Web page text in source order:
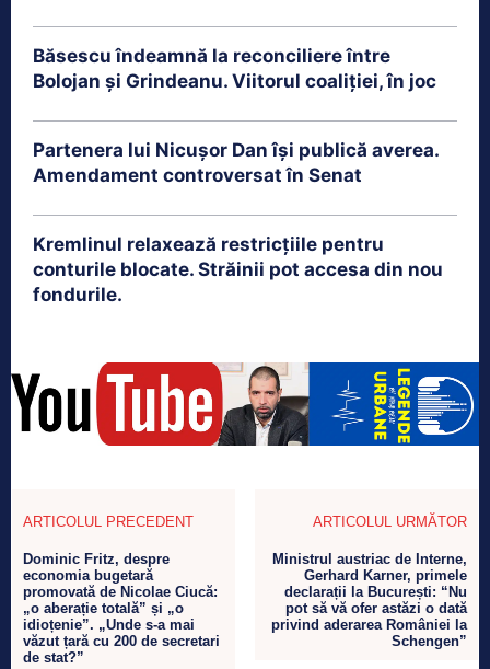
Băsescu îndeamnă la reconciliere între
Bolojan și Grindeanu. Viitorul coaliției, în joc
Partenera lui Nicușor Dan își publică averea.
Amendament controversat în Senat
Kremlinul relaxează restricțiile pentru
conturile blocate. Străinii pot accesa din nou
fondurile.
ARTICOLUL PRECEDENT
Dominic Fritz, despre
economia bugetară
promovată de Nicolae Ciucă:
„o aberație totală” și „o
idioțenie”. „Unde s-a mai
văzut țară cu 200 de secretari
de stat?”
ARTICOLUL URMĂTOR
Ministrul austriac de Interne,
Gerhard Karner, primele
declarații la București: “Nu
pot să vă ofer astăzi o dată
privind aderarea României la
Schengen”